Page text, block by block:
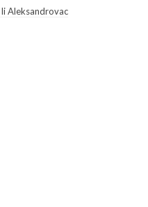
Aleksandrovac